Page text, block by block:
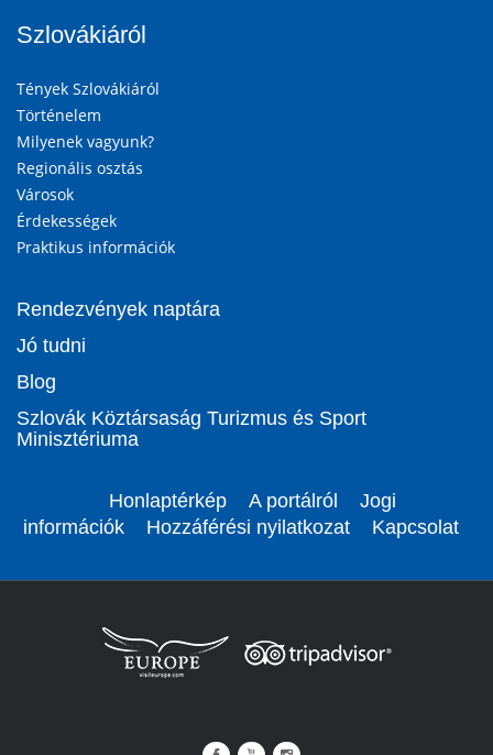
Szlovákiáról
Tények Szlovákiáról
Történelem
Milyenek vagyunk?
Regionális osztás
Városok
Érdekességek
Praktikus információk
Rendezvények naptára
Jó tudni
Blog
Szlovák Köztársaság Turizmus és Sport
Minisztériuma
Honlaptérkép A portálról
Jogi
információk
Hozzáférési nyilatkozat Kapcsolat